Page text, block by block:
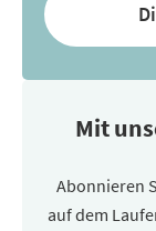
Mit
Abonnieren
auf dem